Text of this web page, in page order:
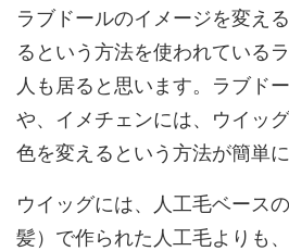
ラブドールのイメージを変え
るという方法を使われている
人も居ると思います。ラブド
や、イメチェンには、ウイッ
色を変えるという方法が簡単
ウイッグには、人工毛ベース
髪）で作られた人工毛よりも